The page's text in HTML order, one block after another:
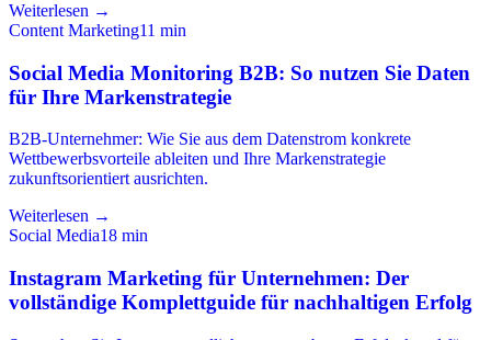
Weiterlesen →
Content Marketing11 min
Social Media Monitoring B2B: So nutzen Sie Daten
für Ihre Markenstrategie
B2B-Unternehmer: Wie Sie aus dem Datenstrom konkrete
Wettbewerbsvorteile ableiten und Ihre Markenstrategie
zukunftsorientiert ausrichten.
Weiterlesen →
Social Media18 min
Instagram Marketing für Unternehmen: Der
vollständige Komplettguide für nachhaltigen Erfolg